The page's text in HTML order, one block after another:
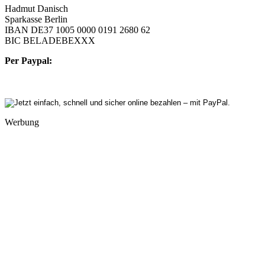
Hadmut Danisch
Sparkasse Berlin
IBAN DE37 1005 0000 0191 2680 62
BIC BELADEBEXXX
Per Paypal:
Werbung